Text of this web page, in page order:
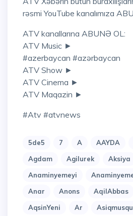
rəsmi YouTube kanalımıza
ATV kanallarına ABUNƏ OL:
ATV Music ►
#azerbaycan #azərbaycan
ATV Show ►
ATV Cinema ►
ATV Maqazin ►
#atv #atvnews
5de5 7 A AAYDA
Agdam
Agilurek Aksiya
Anaminyemeyi
Anar
Anons AqilAbbas
AqsinYeni
Ar